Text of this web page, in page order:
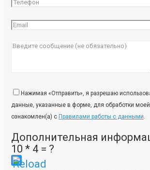
Нажимая «Отправить», я разрешаю
данные, указанные в форме, для обработки
ознакомлен(а) с Правилами работы с данными.
Дополнительная
10 * 4 = ?